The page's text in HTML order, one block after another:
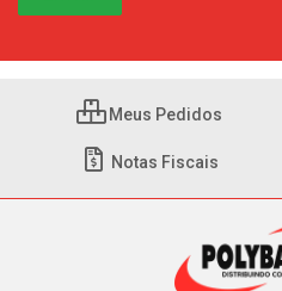
Meus Pedidos
Notas Fiscais